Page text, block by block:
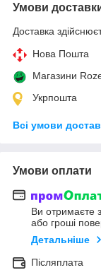
Умови
Доставка
Нова Пошта
Магазини
Укрпошта
Всі умови
Умови оплати
Ви отримаєте
або гроші
Детальніше
Післяплата